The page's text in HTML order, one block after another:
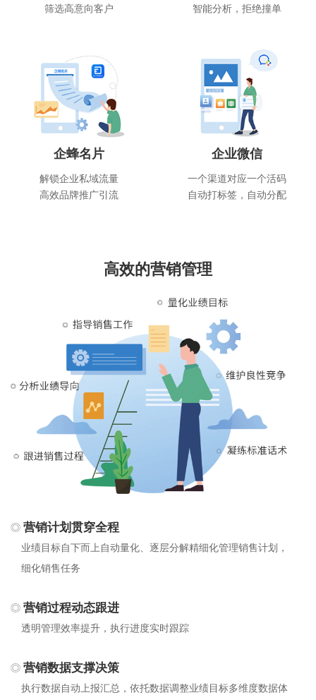
筛选高意向客户
智能分析，拒绝撞单
企蜂名片
解锁企业私域流量
高效品牌推广引流
企业微信
一个渠道对应一个活码
自动打标签，自动分配
高效的营销管理
营销计划贯穿全程
业绩目标自下而上自动量化、逐层分解精细化管理销售计划，
细化销售任务
营销过程动态跟进
透明管理效率提升，执行进度实时跟踪
营销数据支撑决策
执行数据自动上报汇总，依托数据调整业绩目标多维度数据体